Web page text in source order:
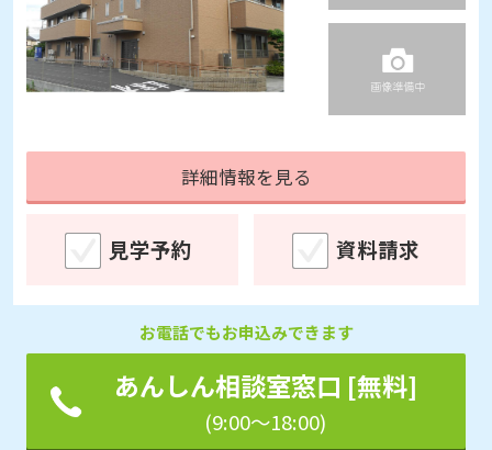
詳細情報を見る
見学予約 資料請求
お電話でもお申込みできます
あんしん相談室窓口 [無料]
(9:00～18:00)